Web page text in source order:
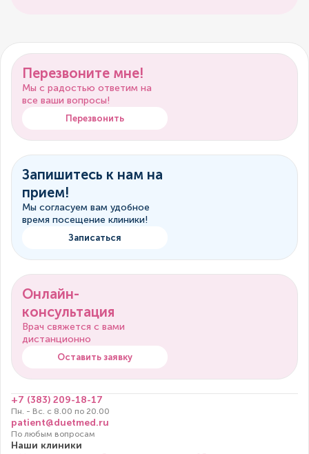
Перезвоните мне!
Мы с радостью ответим на
все ваши вопросы!
Перезвонить
Запишитесь к нам на
прием!
Мы согласуем вам удобное
время посещение клиники!
Записаться
Онлайн-
консультация
Врач свяжется с вами
дистанционно
Оставить заявку
+7 (383) 209-18-17
Пн. - Вс. с 8.00 по 20.00
patient@duetmed.ru
По любым вопросам
Наши клиники